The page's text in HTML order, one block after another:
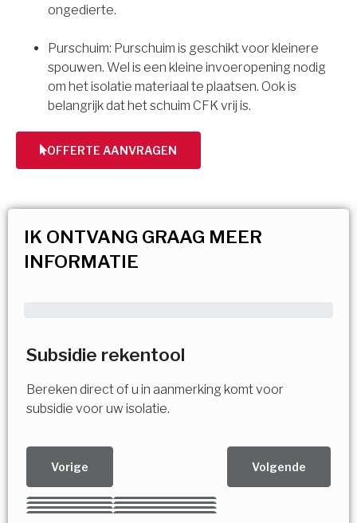
ongedierte.
Purschuim: Purschuim is geschikt voor kleinere
spouwen. Wel is een kleine invoeropening nodig
om het isolatie materiaal te plaatsen. Ook is
belangrijk dat het schuim CFK vrij is.
OFFERTE AANVRAGEN
IK ONTVANG GRAAG MEER
INFORMATIE
Subsidie rekentool
Bereken direct of u in aanmerking komt voor
subsidie voor uw isolatie.
Vorige Volgende
Kies uw Isolatiemaatregel
Vorige Volgende